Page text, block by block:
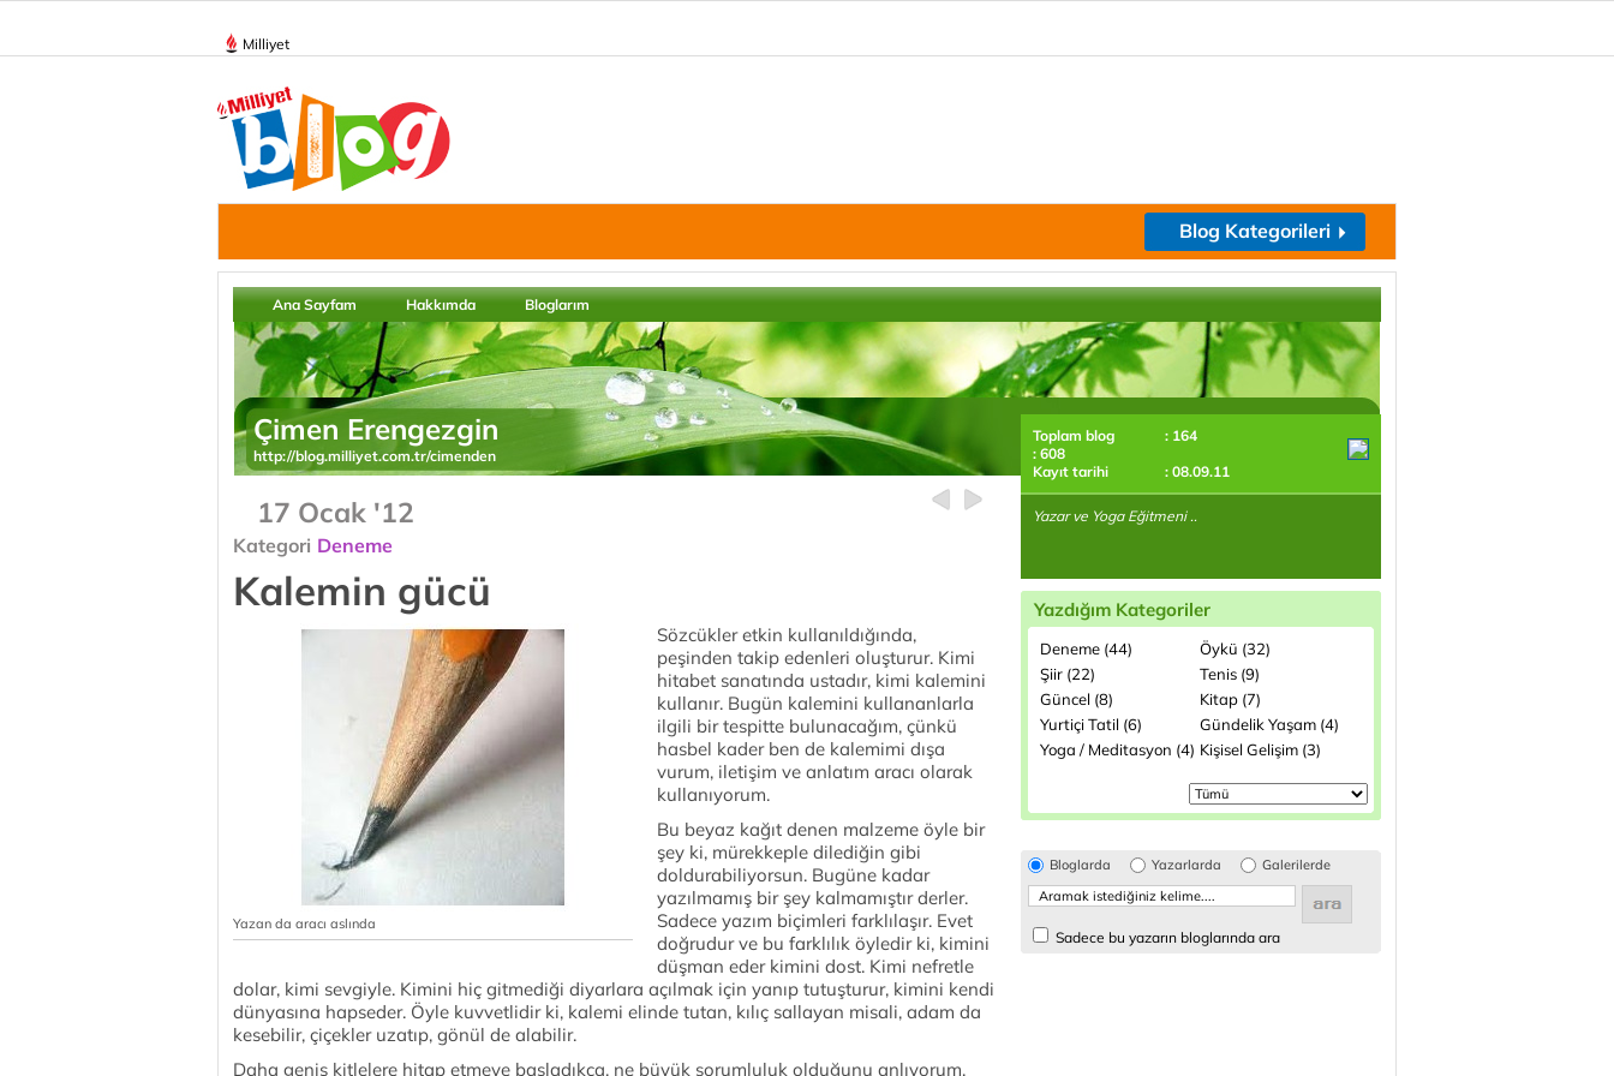
Milliyet
Blog Kategorileri
Ana Sayfam Hakkımda Bloglarım
Çimen Erengezgin
http://blog.milliyet.com.tr/cimenden
17 Ocak '12
Kategori Deneme
Kalemin gücü
Yazan da aracı aslında
Sözcükler etkin kullanıldığında,
peşinden takip edenleri oluşturur. Kimi
hitabet sanatında ustadır, kimi kalemini
kullanır. Bugün kalemini kullananlarla
ilgili bir tespitte bulunacağım, çünkü
hasbel kader ben de kalemimi dışa
vurum, iletişim ve anlatım aracı olarak
kullanıyorum.
Bu beyaz kağıt denen malzeme öyle bir
şey ki, mürekkeple dilediğin gibi
doldurabiliyorsun. Bugüne kadar
yazılmamış bir şey kalmamıştır derler.
Sadece yazım biçimleri farklılaşır. Evet
doğrudur ve bu farklılık öyledir ki, kimini
düşman eder kimini dost. Kimi nefretle
dolar, kimi sevgiyle. Kimini hiç gitmediği diyarlara açılmak için yanıp tutuşturur, kimini kendi
dünyasına hapseder. Öyle kuvvetlidir ki, kalemi elinde tutan, kılıç sallayan misali, adam da
kesebilir, çiçekler uzatıp, gönül de alabilir.
Daha geniş kitlelere hitap etmeye başladıkça, ne büyük sorumluluk olduğunu anlıyorum.
Toplam blog
: 164
: 608
Kayıt tarihi
: 08.09.11
Yazar ve Yoga Eğitmeni ..
Yazdığım Kategoriler
Deneme (44)
Öykü (32)
Şiir (22)
Tenis (9)
Güncel (8)
Kitap (7)
Yurtiçi Tatil (6)
Gündelik Yaşam (4)
Yoga / Meditasyon (4) Kişisel Gelişim (3)
Bloglarda Yazarlarda Galerilerde
Sadece bu yazarın bloglarında ara